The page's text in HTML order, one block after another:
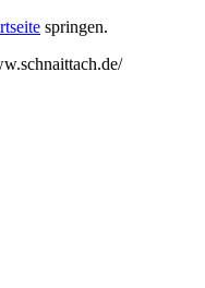
springen.